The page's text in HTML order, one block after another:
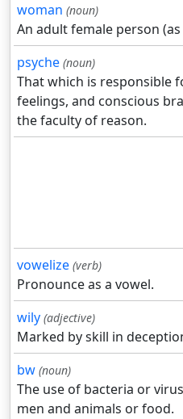
woman (noun)
An adult female person
psyche (noun)
That which is responsible
feelings, and conscious
the faculty of reason.
vowelize (verb)
Pronounce as a vowel.
wily (adjective)
Marked by skill in
bw (noun)
The use of bacteria or
men and animals or food.